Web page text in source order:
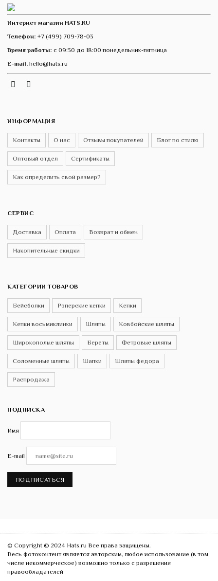
Интернет магазин HATS.RU
Телефон: +7 (499) 709-78-03
Время работы: с 09:30 до 18:00 понедельник-пятница
E-mail. hello@hats.ru
Instagram
ИНФОРМАЦИЯ
Контакты О нас Отзывы покупателей Блог по стилю
Оптовый отдел Сертификаты
Как определить свой размер?
СЕРВИС
Доставка Оплата Возврат и обмен
Накопительные скидки
КАТЕГОРИИ ТОВАРОВ
Бейсболки Рэперские кепки Кепки
Кепки восьмиклинки Шляпы Ковбойские шляпы
Широкополые шляпы Береты Фетровые шляпы
Соломенные шляпы Шапки Шляпы федора
Распродажа
ПОДПИСКА
Имя
E-mail
ПОДПИСАТЬСЯ
© Copyright © 2024 Hats.ru Все права защищены.
Весь фотоконтент является авторским, любое использование (в том
числе некоммерческое) возможно только с разрешения
правообладателей